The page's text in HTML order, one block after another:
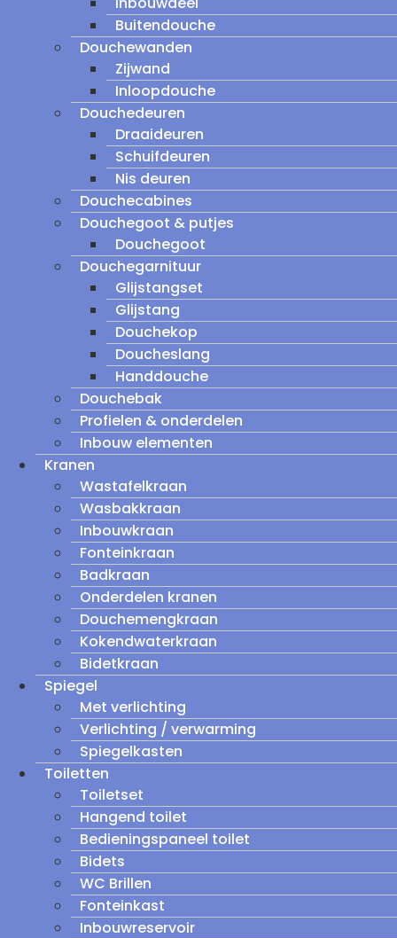
Buitendouche
Douchewanden
Zijwand
Inloopdouche
Douchedeuren
Draaideuren
Schuifdeuren
Nis deuren
Douchecabines
Douchegoot & putjes
Douchegoot
Douchegarnituur
Glijstangset
Glijstang
Douchekop
Doucheslang
Handdouche
Douchebak
Profielen & onderdelen
Inbouw elementen
Kranen
Wastafelkraan
Wasbakkraan
Inbouwkraan
Fonteinkraan
Badkraan
Onderdelen kranen
Douchemengkraan
Kokendwaterkraan
Bidetkraan
Spiegel
Met verlichting
Verlichting / verwarming
Spiegelkasten
Toiletten
Toiletset
Hangend toilet
Bedieningspaneel toilet
Bidets
WC Brillen
Fonteinkast
Inbouwreservoir